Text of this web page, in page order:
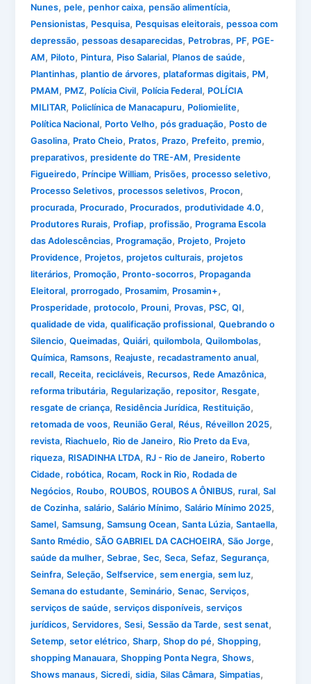
Nunes,pele,penhor caixa,pensão alimentícia,
Pensionistas, Pesquisa, Pesquisas eleitorais,pessoa com
depressão,pessoas desaparecidas, Petrobras, PF, PGE-
AM, Piloto, Pintura, Piso Salarial, Planos de saúde,
Plantinhas,plantio de árvores,plataformas digitais, PM,
PMAM, PMZ, Polícia Civil, Polícia Federal, POLÍCIA
MILITAR, Policlínica de Manacapuru, Poliomielite,
Política Nacional, Porto Velho,pós graduação, Posto de
Gasolina, Prato Cheio, Pratos, Prazo, Prefeito,premio,
preparativos,presidente do TRE-AM, Presidente
Figueiredo, Príncipe William, Prisões,processo seletivo,
Processo Seletivos,processos seletivos, Procon,
procurada, Procurado, Procurados,produtividade 4.0,
Produtores Rurais, Profiap,profissão, Programa Escola
das Adolescências, Programação, Projeto, Projeto
Providence, Projetos,projetos culturais,projetos
literários, Promoção, Pronto-socorros, Propaganda
Eleitoral,prorrogado, Prosamim, Prosamin+,
Prosperidade,protocolo, Prouni, Provas, PSC,QI,
qualidade de vida,qualificação profissional,Quebrando o
Silencio,Queimadas,Quiári,quilombola,Quilombolas,
Química, Ramsons, Reajuste,recadastramento anual,
recall, Receita,recicláveis, Recursos, Rede Amazônica,
reforma tributária, Regularização,repositor, Resgate,
resgate de criança, Residência Jurídica, Restituição,
retomada de voos, Reunião Geral, Réus, Réveillon 2025,
revista, Riachuelo, Rio de Janeiro, Rio Preto da Eva,
riqueza, RISADINHA LTDA, RJ - Rio de Janeiro, Roberto
Cidade,robótica, Rocam, Rock in Rio, Rodada de
Negócios, Roubo, ROUBOS, ROUBOS A ÔNIBUS,rural,Sal
de Cozinha,salário,Salário Mínimo,Salário Mínimo 2025,
Samel,Samsung,Samsung Ocean,Santa Lúzia,Santaella,
Santo Rmédio,SÃO GABRIEL DA CACHOEIRA,São Jorge,
saúde da mulher,Sebrae,Sec,Seca,Sefaz,Segurança,
Seinfra,Seleção,Selfservice,sem energia,sem luz,
Semana do estudante,Seminário,Senac,Serviços,
serviços de saúde,serviços disponíveis,serviços
jurídicos,Servidores,Sesi,Sessão da Tarde,sest senat,
Setemp,setor elétrico,Sharp,Shop do pé,Shopping,
shopping Manauara,Shopping Ponta Negra,Shows,
Shows manaus,Sicredi,sidia,Silas Câmara,Simpatias,